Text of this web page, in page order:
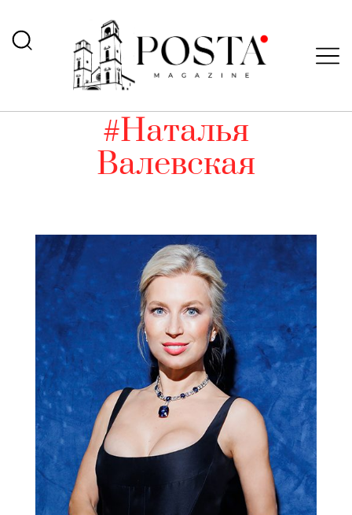
#Наталья
Валевская